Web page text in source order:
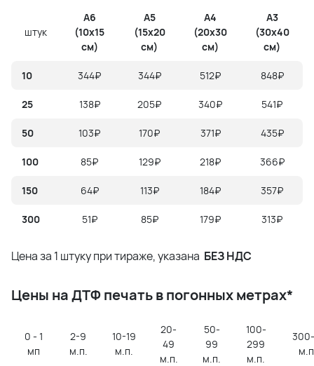
штук
А6
(10х15
см)
А5
(15х20
см)
А4
(20х30
см)
А3
(30х40
см)
10 344₽ 344₽ 512₽ 848₽
25 138₽ 205₽ 340₽ 541₽
50 103₽ 170₽ 371₽ 435₽
100 85₽ 129₽ 218₽ 366₽
150 64₽ 113₽ 184₽ 357₽
300 51₽ 85₽ 179₽ 313₽
Цена за 1 штуку при тираже, указана БЕЗ НДС
Цены на ДТФ печать в погонных метрах*
0 - 1
мп
2-9
м.п.
10-19
м.п.
20-
49
м.п.
50-
99
м.п.
100-
299
м.п.